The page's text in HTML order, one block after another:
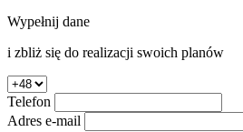
Wypełnij dane
i zbliż się do realizacji swoich planów
Telefon
Adres e-mail